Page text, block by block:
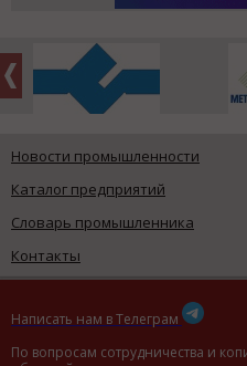
Новости промышленности
Каталог предприятий
Словарь промышленника
Контакты
Написать нам в Телеграм
По вопросам сотрудничества и